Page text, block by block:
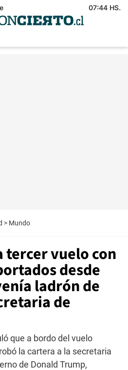
07:44 HS.
> Mundo
tercer vuelo con
desde
ladrón de
de
que a bordo del vuelo
la cartera a la secretaria
de Donald Trump,